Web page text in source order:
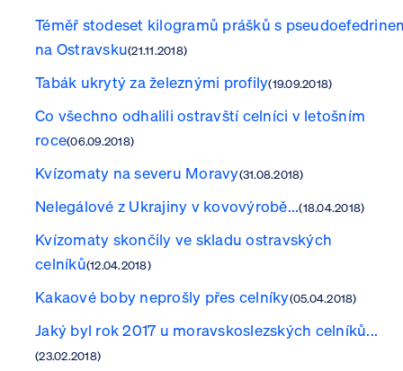
Téměř stodeset kilogramů prášků s
na Ostravsku(21.11.2018)
Tabák ukrytý za železnými profily(19.09.2018)
Co všechno odhalili ostravští celníci v letošním
roce(06.09.2018)
Kvízomaty na severu Moravy(31.08.2018)
Nelegálové z Ukrajiny v kovovýrobě...(18.04.2018)
Kvízomaty skončily ve skladu ostravských
celníků(12.04.2018)
Kakaové boby neprošly přes celníky(05.04.2018)
Jaký byl rok 2017 u moravskoslezských celníků...
(23.02.2018)